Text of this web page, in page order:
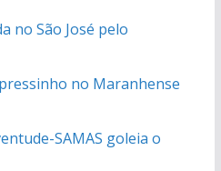
no São José pelo
no Maranhense
SAMAS goleia o